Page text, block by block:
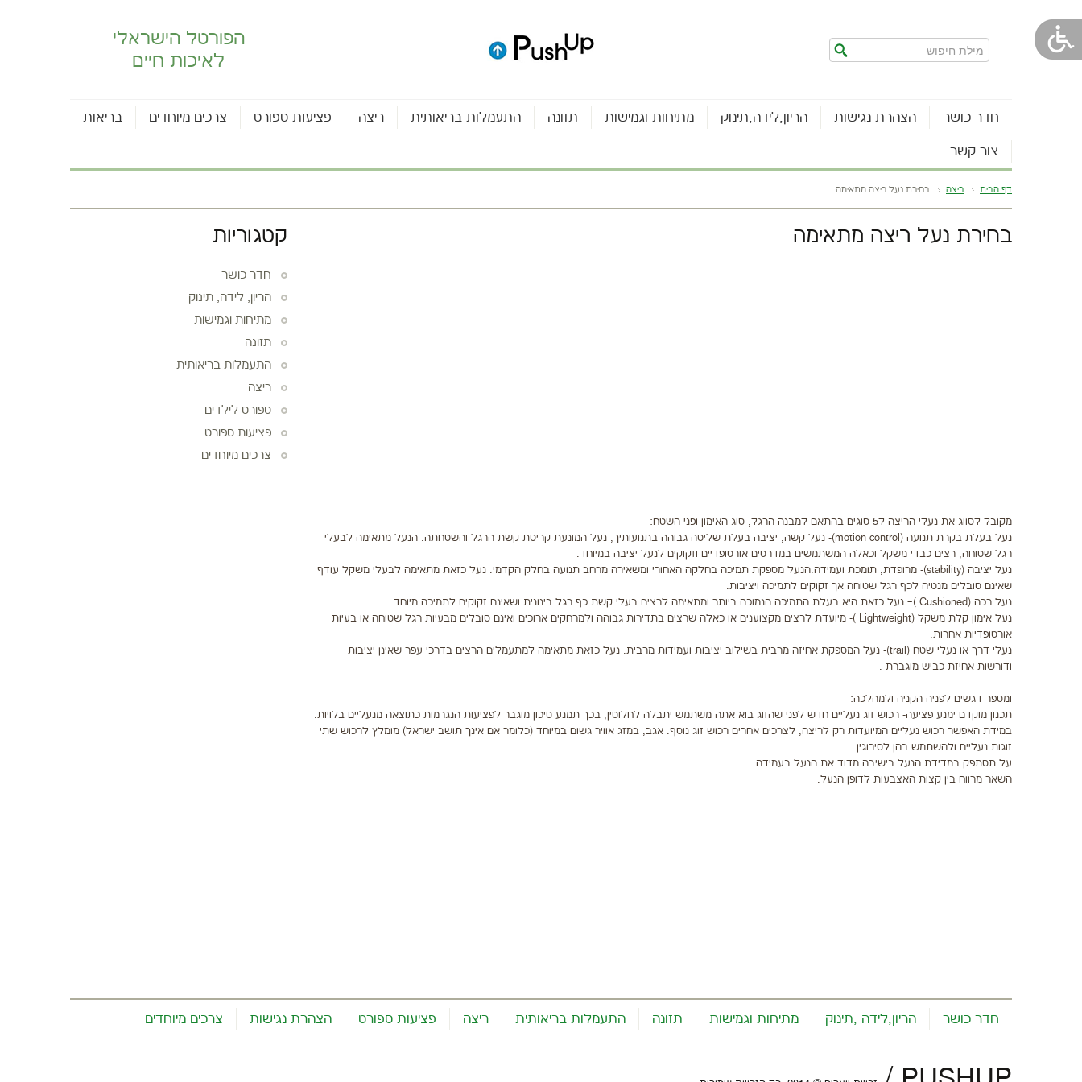
הפורטל הישראלי
לאיכות חיים
חדר כושר הצהרת נגישות הריון,לידה,תינוק מתיחות וגמישות תזונה התעמלות בריאותית ריצה פציעות ספורט צרכים מיוחדים בריאות
צור קשר
דף הבית ריצה בחירת נעל ריצה מתאימה
בחירת נעל ריצה מתאימה
מקובל לסווג את נעלי הריצה ל5 סוגים בהתאם למבנה הרגל, סוג האימון ופני השטח:
נעל בעלת בקרת תנועה (motion control)- נעל קשה, יציבה בעלת שליטה גבוהה בתנועותיך, נעל המונעת קריסת קשת הרגל והשטחתה. הנעל מתאימה לבעלי
רגל שטוחה, רצים כבדי משקל וכאלה המשתמשים במדרסים אורטופדיים וזקוקים לנעל יציבה במיוחד.
נעל יציבה (stability)- מרופדת, תומכת ועמידה.הנעל מספקת תמיכה בחלקה האחורי ומשאירה מרחב תנועה בחלק הקדמי. נעל כזאת מתאימה לבעלי משקל עודף
שאינם סובלים מנטיה לכף רגל שטוחה אך זקוקים לתמיכה ויציבות.
נעל רכה (Cushioned )– נעל כזאת היא בעלת התמיכה הנמוכה ביותר ומתאימה לרצים בעלי קשת כף רגל בינונית ושאינם זקוקים לתמיכה מיוחד.
נעל אימון קלת משקל (Lightweight )- מיועדת לרצים מקצוענים או כאלה שרצים בתדירות גבוהה ולמרחקים ארוכים ואינם סובלים מבעיות רגל שטוחה או בעיות
אורטופדיות אחרות.
נעלי דרך או נעלי שטח (trail)- נעל המספקת אחיזה מרבית בשילוב יציבות ועמידות מרבית. נעל כזאת מתאימה למתעמלים הרצים בדרכי עפר שאינן יציבות
ודורשות אחיזת כביש מוגברת .
ומספר דגשים לפניה הקניה ולמהלכה:
תכנון מוקדם ימנע פציעה- רכוש זוג נעליים חדש לפני שהזוג בוא אתה משתמש יתבלה לחלוטין, בכך תמנע סיכון מוגבר לפציעות הנגרמות כתוצאה מנעליים בלויות.
במידת האפשר רכוש נעליים המיועדות רק לריצה, לצרכים אחרים רכוש זוג נוסף. אגב, במזג אוויר גשום במיוחד (כלומר אם אינך תושב ישראל) מומלץ לרכוש שתי
זוגות נעליים ולהשתמש בהן לסירוגין.
על תסתפק במדידת הנעל בישיבה מדוד את הנעל בעמידה.
השאר מרווח בין קצות האצבעות לדופן הנעל.
קטגוריות
חדר כושר
הריון, לידה, תינוק
מתיחות וגמישות
תזונה
התעמלות בריאותית
ריצה
ספורט לילדים
פציעות ספורט
צרכים מיוחדים
חדר כושר הריון,לידה ,תינוק מתיחות וגמישות תזונה התעמלות בריאותית ריצה פציעות ספורט הצהרת נגישות צרכים מיוחדים